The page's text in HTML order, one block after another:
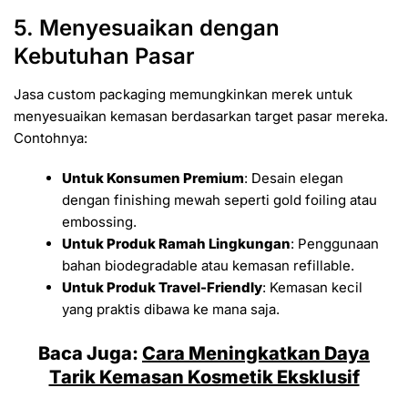
5. Menyesuaikan dengan
Kebutuhan Pasar
Jasa custom packaging memungkinkan merek untuk
menyesuaikan kemasan berdasarkan target pasar mereka.
Contohnya:
Untuk Konsumen Premium: Desain elegan
dengan finishing mewah seperti gold foiling atau
embossing.
Untuk Produk Ramah Lingkungan: Penggunaan
bahan biodegradable atau kemasan refillable.
Untuk Produk Travel-Friendly: Kemasan kecil
yang praktis dibawa ke mana saja.
Baca Juga: Cara Meningkatkan Daya
Tarik Kemasan Kosmetik Eksklusif